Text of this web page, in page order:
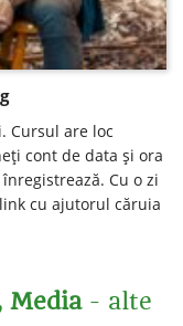
Cursul are loc
cont de data şi ora
Cu o zi
cu ajutorul căruia
Media- alte